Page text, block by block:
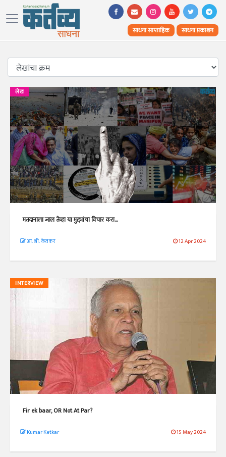
साधना साप्ताहिक साधना प्रकाशन
लेख
मतदानाला जाल तेव्हा या मुद्द्यांचा विचार करा...
आ. श्री. केतकर 12 Apr 2024
INTERVIEW
Fir ek baar, OR Not At Par?
Kumar Ketkar 15 May 2024